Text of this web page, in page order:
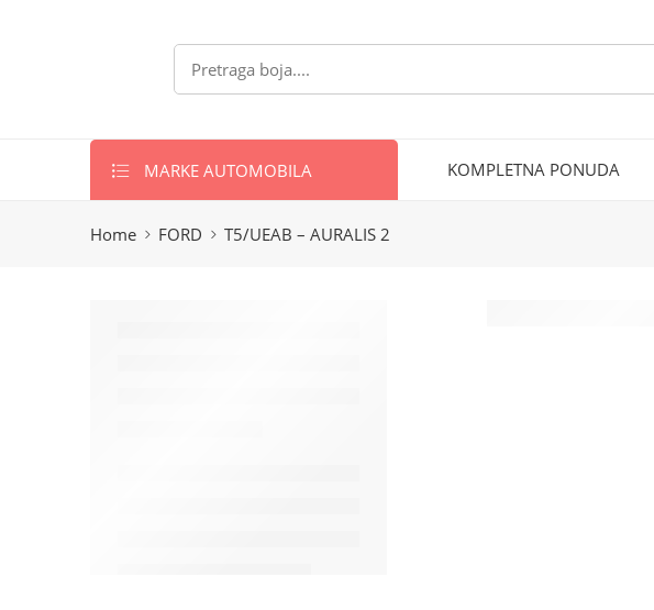
MARKE AUTOMOBILA KOMPLETNA PONUDA
Home FORD T5/UEAB – AURALIS 2